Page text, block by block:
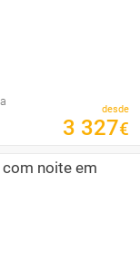
desde
3 327€
noite em